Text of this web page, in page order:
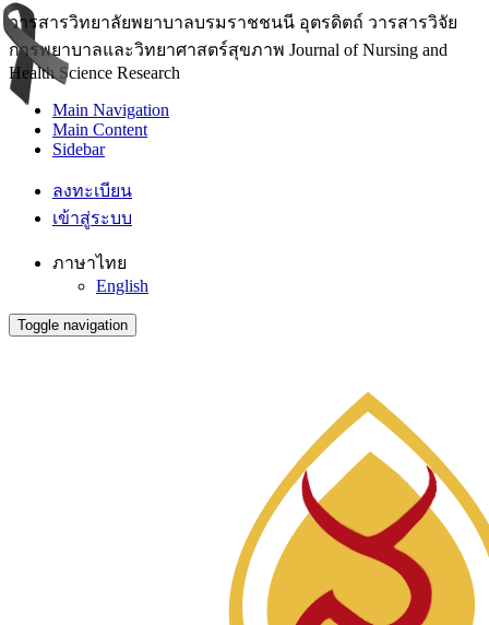
วารสารวิทยาลัยพยาบาลบรมราชชนนี อุตรดิตถ์ วารสารวิจัย
การพยาบาลและวิทยาศาสตร์สุขภาพ Journal of Nursing and
Health Science Research
Main Navigation
Main Content
Sidebar
ลงทะเบียน
เข้าสู่ระบบ
ภาษาไทย
English
Toggle navigation